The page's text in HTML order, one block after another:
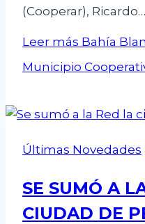
(Cooperar), Ricardo…
Leer más Bahía
Municipio
Últimas Novedades
SE SUMÓ A
CIUDAD DE